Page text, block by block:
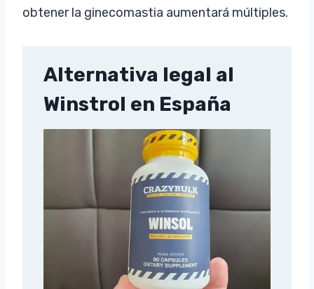
obtener la ginecomastia aumentará múltiples.
Alternativa legal al
Winstrol en España